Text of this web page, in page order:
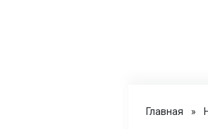
Главная »